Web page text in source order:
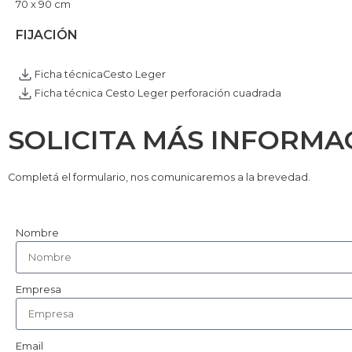
70 x 90 cm
FIJACIÓN
Ficha técnicaCesto Leger
Ficha técnica Cesto Leger perforación cuadrada
SOLICITA MÁS
Completá el formulario, nos comunicaremos a la brevedad.
Nombre
Empresa
Email